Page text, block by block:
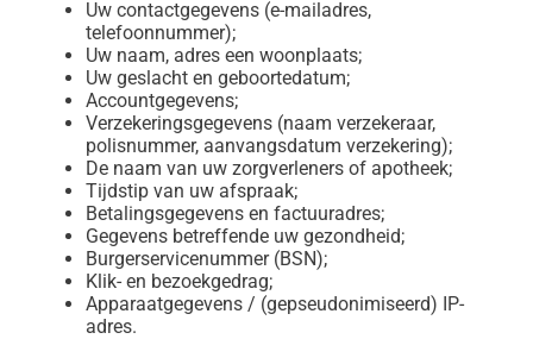
Uw contactgegevens (e-mailadres,
telefoonnummer);
Uw naam, adres een woonplaats;
Uw geslacht en geboortedatum;
Accountgegevens;
Verzekeringsgegevens (naam verzekeraar,
polisnummer, aanvangsdatum verzekering);
De naam van uw zorgverleners of apotheek;
Tijdstip van uw afspraak;
Betalingsgegevens en factuuradres;
Gegevens betreffende uw gezondheid;
Burgerservicenummer (BSN);
Klik- en bezoekgedrag;
Apparaatgegevens / (gepseudonimiseerd) IP-
adres.